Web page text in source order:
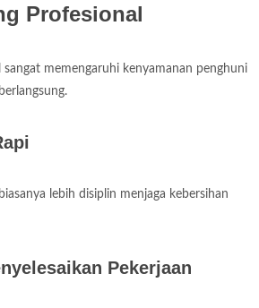
Profesional
sangat memengaruhi kenyamanan penghuni
lebih disiplin menjaga kebersihan
Pekerjaan